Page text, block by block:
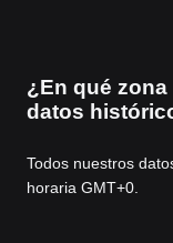
¿En qué
datos
Todos nuestros
horaria GMT+0.